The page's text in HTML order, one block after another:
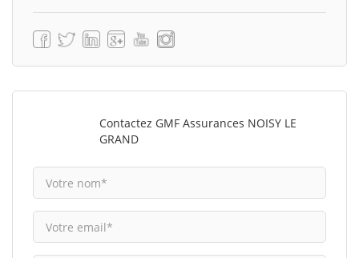
Contactez GMF Assurances NOISY LE
GRAND